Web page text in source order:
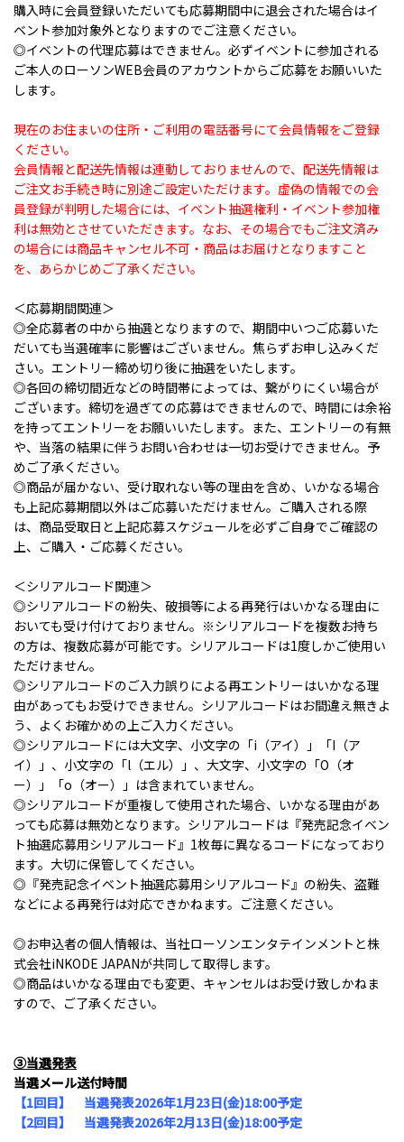
購入時に会員登録いただいても応募期間中に退会された場合はイ
ベント参加対象外となりますのでご注意ください。
◎イベントの代理応募はできません。必ずイベントに参加される
ご本人のローソンWEB会員のアカウントからご応募をお願いいた
します。
現在のお住まいの住所・ご利用の電話番号にて会員情報をご登録
ください。
会員情報と配送先情報は連動しておりませんので、配送先情報は
ご注文お手続き時に別途ご設定いただけます。虚偽の情報での会
員登録が判明した場合には、イベント抽選権利・イベント参加権
利は無効とさせていただきます。なお、その場合でもご注文済み
の場合には商品キャンセル不可・商品はお届けとなりますこと
を、あらかじめご了承ください。
＜応募期間関連＞
◎全応募者の中から抽選となりますので、期間中いつご応募いた
だいても当選確率に影響はございません。焦らずお申し込みくだ
さい。エントリー締め切り後に抽選をいたします。
◎各回の締切間近などの時間帯によっては、繋がりにくい場合が
ございます。締切を過ぎての応募はできませんので、時間には余裕
を持ってエントリーをお願いいたします。また、エントリーの有無
や、当落の結果に伴うお問い合わせは一切お受けできません。予
めご了承ください。
◎商品が届かない、受け取れない等の理由を含め、いかなる場合
も上記応募期間以外はご応募いただけません。ご購入される際
は、商品受取日と上記応募スケジュールを必ずご自身でご確認の
上、ご購入・ご応募ください。
＜シリアルコード関連＞
◎シリアルコードの紛失、破損等による再発行はいかなる理由に
おいても受け付けておりません。※シリアルコードを複数お持ち
の方は、複数応募が可能です。シリアルコードは1度しかご使用い
ただけません。
◎シリアルコードのご入力誤りによる再エントリーはいかなる理
由があってもお受けできません。シリアルコードはお間違え無きよ
う、よくお確かめの上ご入力ください。
◎シリアルコードには大文字、小文字の「i（アイ）」「I（ア
イ）」、小文字の「l（エル）」、大文字、小文字の「O（オ
ー）」「o（オー）」は含まれていません。
◎シリアルコードが重複して使用された場合、いかなる理由があ
っても応募は無効となります。シリアルコードは『発売記念イベン
ト抽選応募用シリアルコード』1枚毎に異なるコードになっており
ます。大切に保管してください。
◎『発売記念イベント抽選応募用シリアルコード』の紛失、盗難
などによる再発行は対応できかねます。ご注意ください。
◎お申込者の個人情報は、当社ローソンエンタテインメントと株
式会社iNKODE JAPANが共同して取得します。
◎商品はいかなる理由でも変更、キャンセルはお受け致しかねま
すので、ご了承ください。
③当選発表
当選メール送付時間
【1回目】 当選発表2026年1月23日(金)18:00予定
【2回目】 当選発表2026年2月13日(金)18:00予定